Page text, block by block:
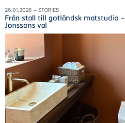
26.01.2026 – STORIES
Från stall till gotländsk matstudio –
Jonssons val